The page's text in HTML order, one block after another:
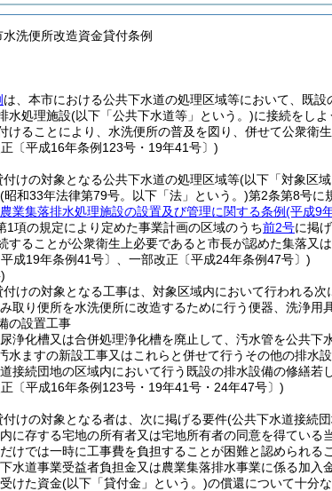
洗便所改造資金貸付条例
は、本市における公共下水道の処理区域等において、既
水処理施設(以下「公共下水道等」という。)に接続をし
けることにより、水洗便所の普及を図り、併せて公衆衛
〔平成16年条例123号・19年41号〕)
付けの対象となる公共下水道の処理区域等(以下「対象区
(昭和33年法律第79号。以下「法」という。)第2条第8号に
業集落排水処理施設の設置及び管理に関する条例(平成9
1項の規定により定めた事業計画の区域のうち前2号に掲
することが公衆衛生上必要であると市長が認めた集落又
成19年条例41号〕、一部改正〔平成24年条例47号〕)
付けの対象となる工事は、対象区域内において行われる次
取り便所を水洗便所に改造するために行う便器、洗浄
の設置工事
浄化槽又は合併処理浄化槽を廃止して、汚水管を公共
水ますの新設工事又はこれらと併せて行うその他の排水
接続団地の区域内において行う既設の排水設備の修繕
〔平成16年条例123号・19年41号・24年47号〕)
付けの対象となる者は、次に掲げる要件(公共下水道接続団
に存する宅地の所有者又は宅地所有者の同意を得ている
けでは一時に工事費を負担することが困難と認められるこ
水道事業受益者負担金又は農業集落排水事業に係る加入
けた資金(以下「貸付金」という。)の償還について十分